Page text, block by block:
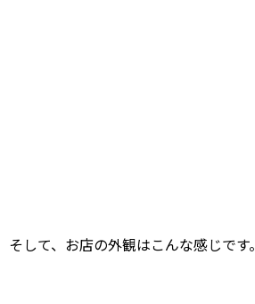
そして、お店の外観はこんな感じです。